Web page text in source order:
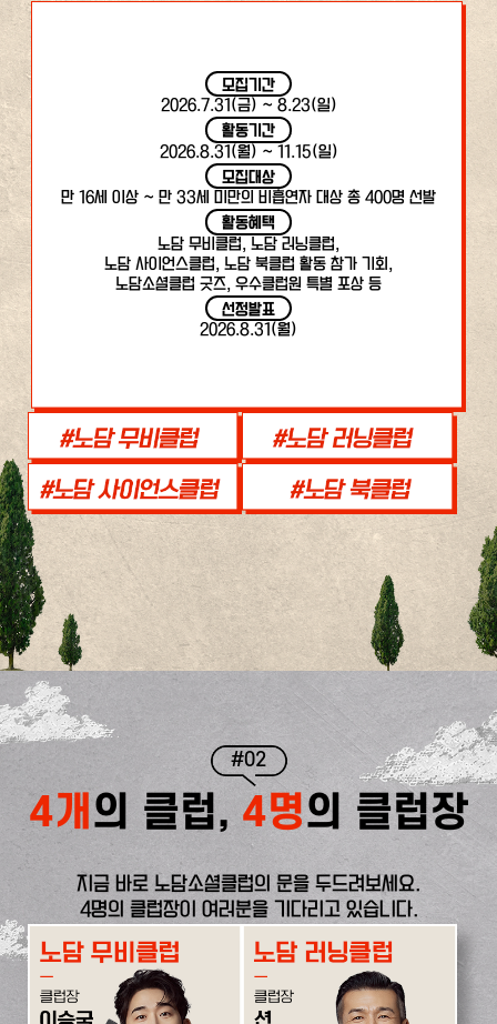
모집기간
2026.7.31(금) ~ 8.23(일)
활동기간
2026.8.31(월) ~ 11.15(일)
모집대상
만 16세 이상 ~ 만 33세 미만의 비흡연자 대상 총 400명 선발
활동혜택
노담 무비클럽, 노담 러닝클럽,
노담 사이언스클럽, 노담 북클럽 활동 참가 기회,
노담소셜클럽 굿즈, 우수클럽원 특별 포상 등
선정발표
2026.8.31(월)
#02
4개 의 클럽, 4명의 클럽장
지금 바로 노담소셜클럽의 문을 두드려보세요.
4명의 클럽장이 여러분을 기다리고 있습니다.